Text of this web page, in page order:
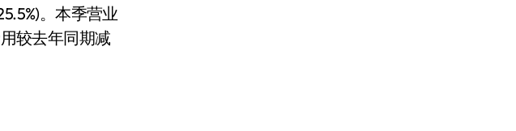
。本季营业
较去年同期减